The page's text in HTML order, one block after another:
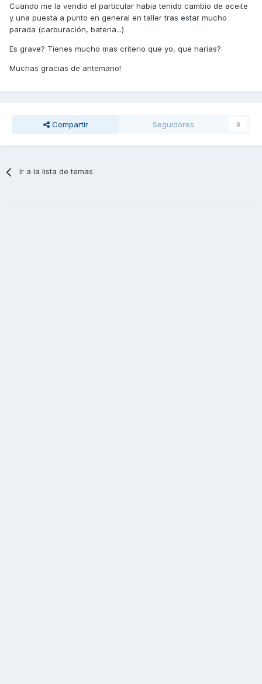
Cuando me la vendio el particular habia tenido cambio de aceite
y una puesta a punto en general en taller tras estar mucho
parada (carburación, bateria...)
Es grave? Tienes mucho mas criterio que yo, que harías?
Muchas gracias de antemano!
Compartir Seguidores 0
Ir a la lista de temas